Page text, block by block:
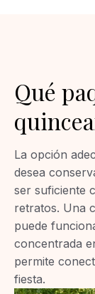
Qué
La opción
desea
ser suficiente
retratos. Una
puede
concentrada
permite
fiesta.